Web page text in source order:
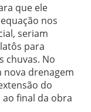
que ele
nos
seriam
para
chuvas. No
nova drenagem
do
final da obra